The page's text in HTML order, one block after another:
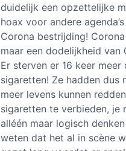
duidelijk een opzettelijke
hoax voor andere
Corona bestrijding!
maar een dodelijkheid van
Er sterven er 16 keer meer
sigaretten! Ze hadden dus
meer levens kunnen
sigaretten te verbieden, je
alléén maar logisch
weten dat het al in scène